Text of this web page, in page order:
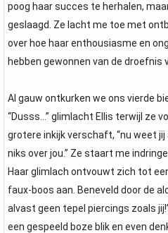
poog haar succes te herhalen,
geslaagd. Ze lacht me toe met
over hoe haar enthousiasme en
hebben gewonnen van de droefnis
Al gauw ontkurken we ons vierde
“Dusss…” glimlacht Ellis terwijl ze
grotere inkijk verschaft, “nu weet jij
niks over jou.” Ze staart me
Haar glimlach ontvouwt zich tot
faux-boos aan. Beneveld door de
alvast geen tepel piercings zoals
een gespeeld boze blik en even